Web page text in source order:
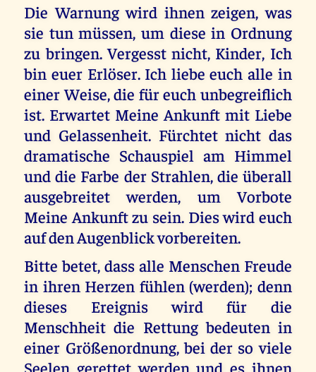
Die Warnung wird ihnen zeigen, was
sie tun müssen, um diese in Ordnung
zu bringen. Vergesst nicht, Kinder, Ich
bin euer Erlöser. Ich liebe euch alle in
einer Weise, die für euch unbegreiflich
ist. Erwartet Meine Ankunft mit Liebe
und Gelassenheit. Fürchtet nicht das
dramatische Schauspiel am Himmel
und die Farbe der Strahlen, die überall
ausgebreitet werden, um Vorbote
Meine Ankunft zu sein. Dies wird euch
auf den Augenblick vorbereiten.
Bitte betet, dass alle Menschen Freude
in ihren Herzen fühlen (werden); denn
dieses Ereignis wird für die
Menschheit die Rettung bedeuten in
einer Größenordnung, bei der so viele
Seelen gerettet werden und es ihnen